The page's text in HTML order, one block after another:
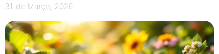
31 de Março, 2026